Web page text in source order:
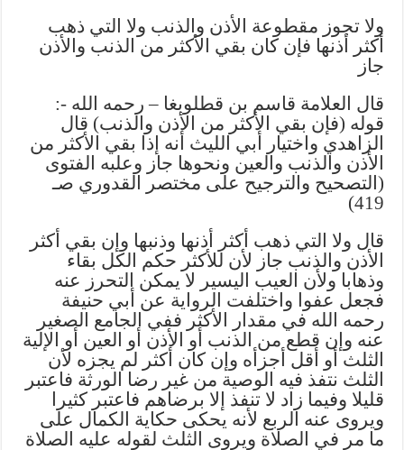
ولا تجوز مقطوعة الأذن والذنب ولا التي ذهب
أكثر أذنها فإن كان بقي الأكثر من الذنب والأذن
جاز
قال العلامة قاسم بن قطلوبغا – رحمه الله -:
قوله (فإن بقي الأكثر من الأذن والذنب) قال
الزاهدي واختيار أبي الليث أنه إذا بقي الأكثر من
الأذن والذنب والعين ونحوها جاز وعلبه الفتوى
(التصحيح والترجيح على مختصر القدوري صـ
419)
قال ولا التي ذهب أكثر أذنها وذنبها وإن بقي أكثر
الأذن والذنب جاز لأن للأكثر حكم الكل بقاء
وذهابا ولأن العيب اليسير لا يمكن التحرز عنه
فجعل عفوا واختلفت الرواية عن أبي حنيفة
رحمه الله في مقدار الأكثر ففي الجامع الصغير
عنه وإن قطع من الذنب أو الأذن أو العين أو الإلية
الثلث أو أقل أجزأه وإن كان أكثر لم يجزه لأن
الثلث نتفذ فيه الوصية من غير رضا الورثة فاعتبر
قليلا وفيما زاد لا تنفذ إلا برضاهم فاعتبر كثيرا
ويروى عنه الربع لأنه يحكى حكاية الكمال على
ما مر في الصلاة ويروى الثلث لقوله عليه الصلاة